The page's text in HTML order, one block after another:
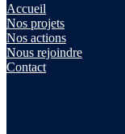
Accueil
Nos projets
Nos actions
Nous rejoindre
Contact